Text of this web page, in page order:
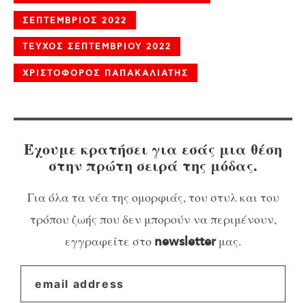
ΣΕΠΤΕΜΒΡΙΟΣ 2022
ΤΕΥΧΟΣ ΣΕΠΤΕΜΒΡΙΟΥ 2022
ΧΡΙΣΤΟΦΟΡΟΣ ΠΑΠΑΚΑΛΙΑΤΗΣ
Έχουμε κρατήσει για εσάς μια θέση
στην πρώτη σειρά της μόδας.
Για όλα τα νέα της ομορφιάς, του στυλ και του
τρόπου ζωής που δεν μπορούν να περιμένουν,
εγγραφείτε στο newsletterμας.